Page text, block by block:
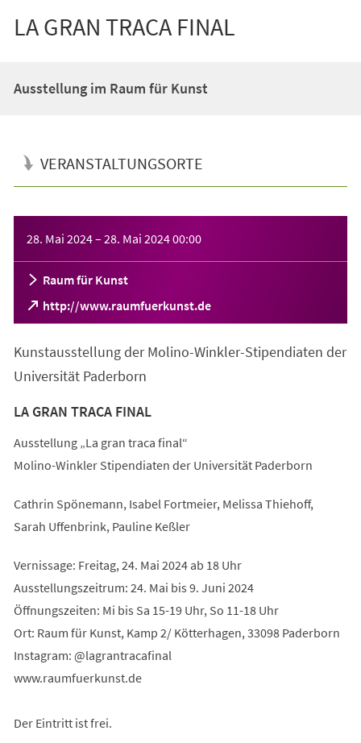
LA GRAN TRACA FINAL
Ausstellung im Raum für Kunst
VERANSTALTUNGSORTE
28. Mai 2024– 28. Mai 202400:00
Raum für Kunst
http://www.raumfuerkunst.de
(Öffnet
in
neuen
Tab)
Kunstausstellung der Molino-Winkler-Stipendiaten der
Universität Paderborn
LA GRAN TRACA FINAL
Ausstellung „La gran traca final“
Molino-Winkler Stipendiaten der Universität Paderborn
Cathrin Spönemann, Isabel Fortmeier, Melissa Thiehoff,
Sarah Uffenbrink, Pauline Keßler
Vernissage: Freitag, 24. Mai 2024 ab 18 Uhr
Ausstellungszeitrum: 24. Mai bis 9. Juni 2024
Öffnungszeiten: Mi bis Sa 15-19 Uhr, So 11-18 Uhr
Ort: Raum für Kunst, Kamp 2/ Kötterhagen, 33098 Paderborn
Instagram: @lagrantracafinal
www.raumfuerkunst.de
Der Eintritt ist frei.